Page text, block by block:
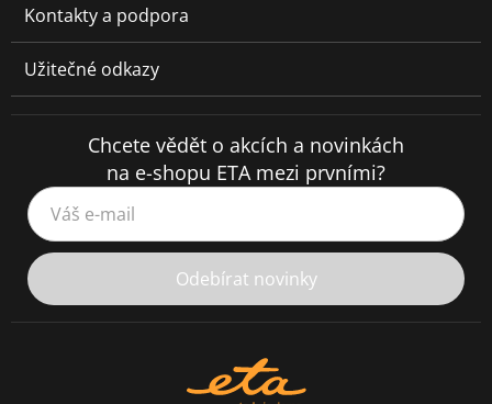
Kontakty a podpora
Užitečné odkazy
Chcete vědět o akcích a novinkách
na e-shopu ETA mezi prvními?
Váš e-mail
Odebírat novinky